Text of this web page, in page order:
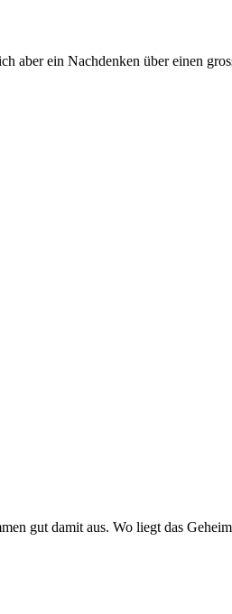
aber ein Nachdenken über einen
gut damit aus. Wo liegt das